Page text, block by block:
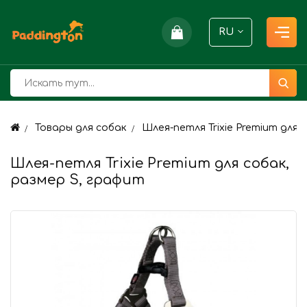
RU
Товары для собак Шлея-петля Trixie Premium для
Шлея-петля Trixie Premium для собак,
размер S, графит